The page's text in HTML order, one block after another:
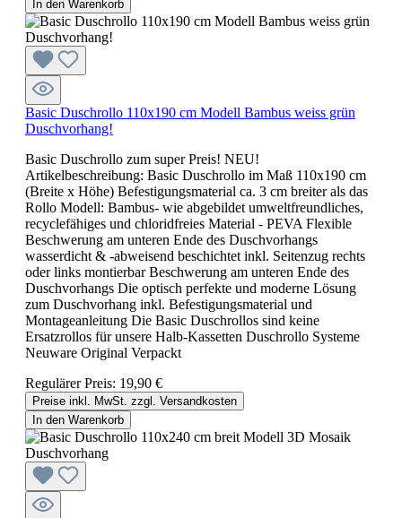
In den Warenkorb
Basic Duschrollo 110x190 cm Modell Bambus weiss grün
Duschvorhang!
Basic Duschrollo zum super Preis! NEU!
Artikelbeschreibung: Basic Duschrollo im Maß 110x190 cm
(Breite x Höhe) Befestigungsmaterial ca. 3 cm breiter als das
Rollo Modell: Bambus- wie abgebildet umweltfreundliches,
recyclefähiges und chloridfreies Material - PEVA Flexible
Beschwerung am unteren Ende des Duschvorhangs
wasserdicht & -abweisend beschichtet inkl. Seitenzug rechts
oder links montierbar Beschwerung am unteren Ende des
Duschvorhangs Die optisch perfekte und moderne Lösung
zum Duschvorhang inkl. Befestigungsmaterial und
Montageanleitung Die Basic Duschrollos sind keine
Ersatzrollos für unsere Halb-Kassetten Duschrollo Systeme
Neuware Original Verpackt
Regulärer Preis: 19,90 €
Preise inkl. MwSt. zzgl. Versandkosten
In den Warenkorb